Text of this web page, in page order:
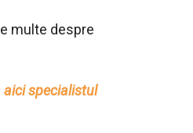
multe despre
aici specialistul